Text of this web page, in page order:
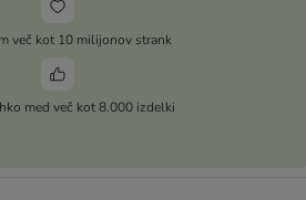
več kot 10 milijonov strank
med več kot 8.000 izdelki